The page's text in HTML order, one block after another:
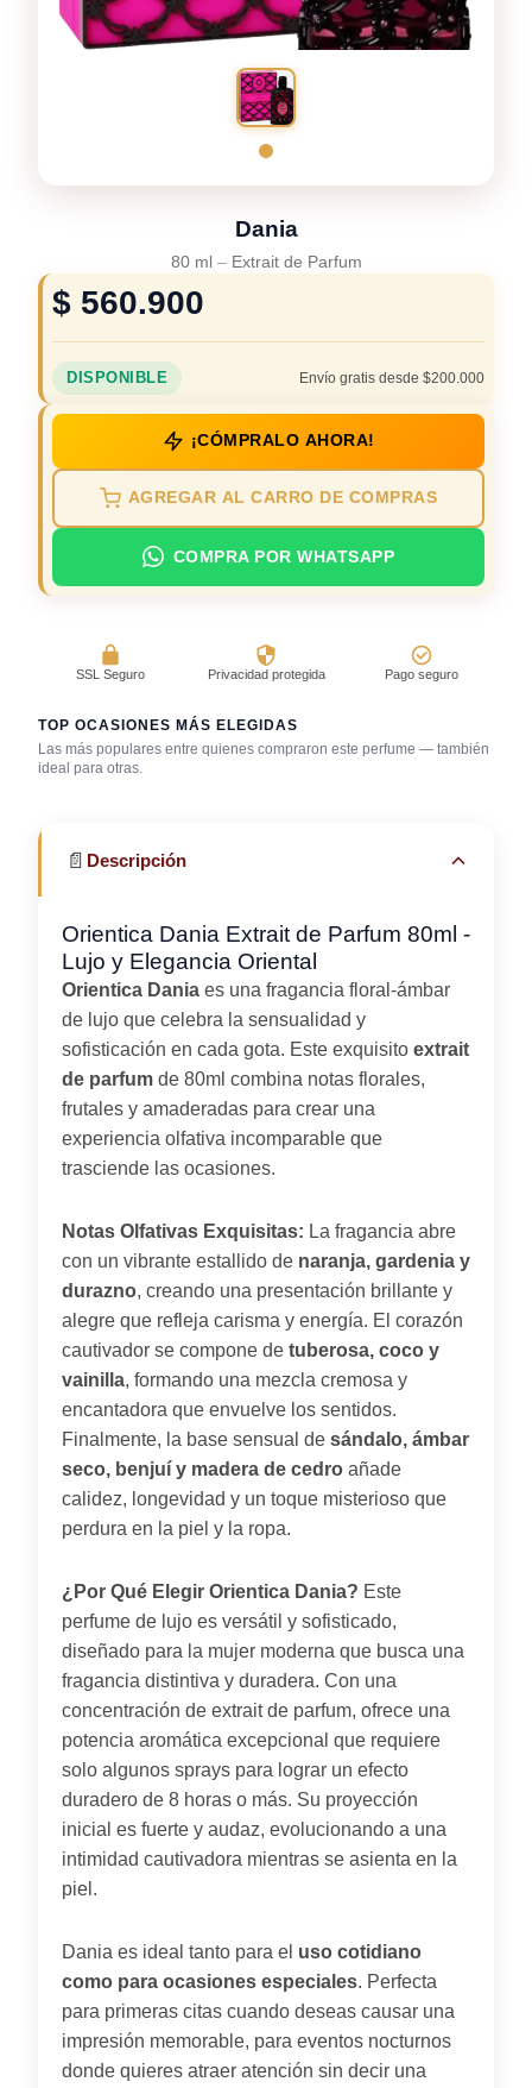
Dania
80 ml – Extrait de Parfum
$ 560.900
DISPONIBLE Envío gratis desde $200.000
¡CÓMPRALO AHORA!
AGREGAR AL CARRO DE COMPRAS
COMPRA POR WHATSAPP
SSL Seguro Privacidad protegida Pago seguro
TOP OCASIONES MÁS ELEGIDAS
Las más populares entre quienes compraron este perfume — también
ideal para otras.
Bar / cocteles
📄 Descripción
Orientica Dania Extrait de Parfum 80ml -
Lujo y Elegancia Oriental
Orientica Dania es una fragancia floral-ámbar
de lujo que celebra la sensualidad y
sofisticación en cada gota. Este exquisito extrait
de parfum de 80ml combina notas florales,
frutales y amaderadas para crear una
experiencia olfativa incomparable que
trasciende las ocasiones.
Notas Olfativas Exquisitas: La fragancia abre
con un vibrante estallido de naranja, gardenia y
durazno, creando una presentación brillante y
alegre que refleja carisma y energía. El corazón
cautivador se compone de tuberosa, coco y
vainilla, formando una mezcla cremosa y
encantadora que envuelve los sentidos.
Finalmente, la base sensual de sándalo, ámbar
seco, benjuí y madera de cedro añade
calidez, longevidad y un toque misterioso que
perdura en la piel y la ropa.
¿Por Qué Elegir Orientica Dania? Este
perfume de lujo es versátil y sofisticado,
diseñado para la mujer moderna que busca una
fragancia distintiva y duradera. Con una
concentración de extrait de parfum, ofrece una
potencia aromática excepcional que requiere
solo algunos sprays para lograr un efecto
duradero de 8 horas o más. Su proyección
inicial es fuerte y audaz, evolucionando a una
intimidad cautivadora mientras se asienta en la
piel.
Dania es ideal tanto para el uso cotidiano
como para ocasiones especiales. Perfecta
para primeras citas cuando deseas causar una
impresión memorable, para eventos nocturnos
donde quieres atraer atención sin decir una